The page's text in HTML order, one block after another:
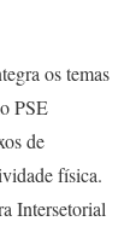
os temas
PSE
de
física.
Intersetorial